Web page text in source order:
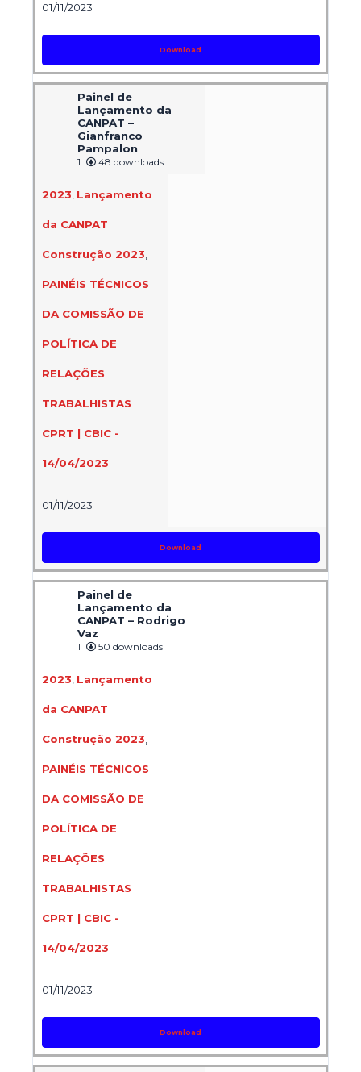
01/11/2023
Download
Painel de
Lançamento da
CANPAT –
Gianfranco
Pampalon
1 48 downloads
2023 Lançamento
da CANPAT
Construção 2023
PAINÉIS TÉCNICOS
DA COMISSÃO DE
POLÍTICA DE
RELAÇÕES
TRABALHISTAS
CPRT | CBIC -
14/04/2023
01/11/2023
Download
Painel de
Lançamento da
CANPAT – Rodrigo
Vaz
1 50 downloads
2023 Lançamento
da CANPAT
Construção 2023
PAINÉIS TÉCNICOS
DA COMISSÃO DE
POLÍTICA DE
RELAÇÕES
TRABALHISTAS
CPRT | CBIC -
14/04/2023
01/11/2023
Download